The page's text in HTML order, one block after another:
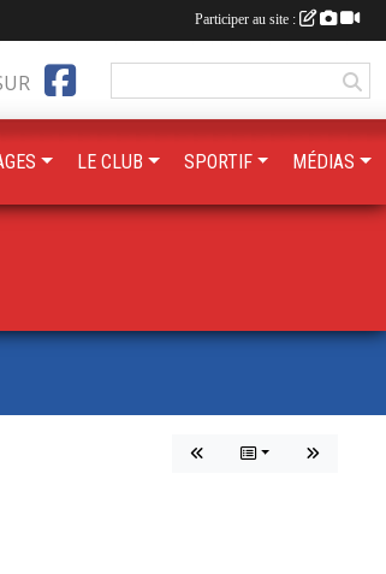
LE CLUB SPORTIF MÉDIAS
Participer au site :